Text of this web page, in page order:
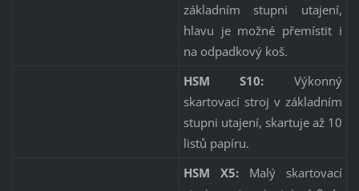
základním stupni utajení,
hlavu je možné přemístit i
na odpadkový koš.
HSM S10: Výkonný
skartovací stroj v základním
stupni utajení, skartuje až 10
listů papíru.
HSM X5: Malý skartovací